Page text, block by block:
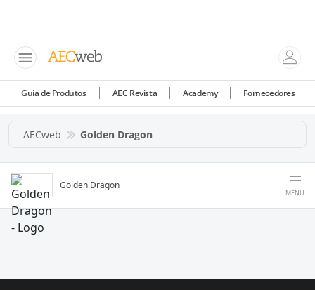
Guia de Produtos AEC Revista Academy Fornecedores
AECweb Golden Dragon
Golden Dragon
MENU